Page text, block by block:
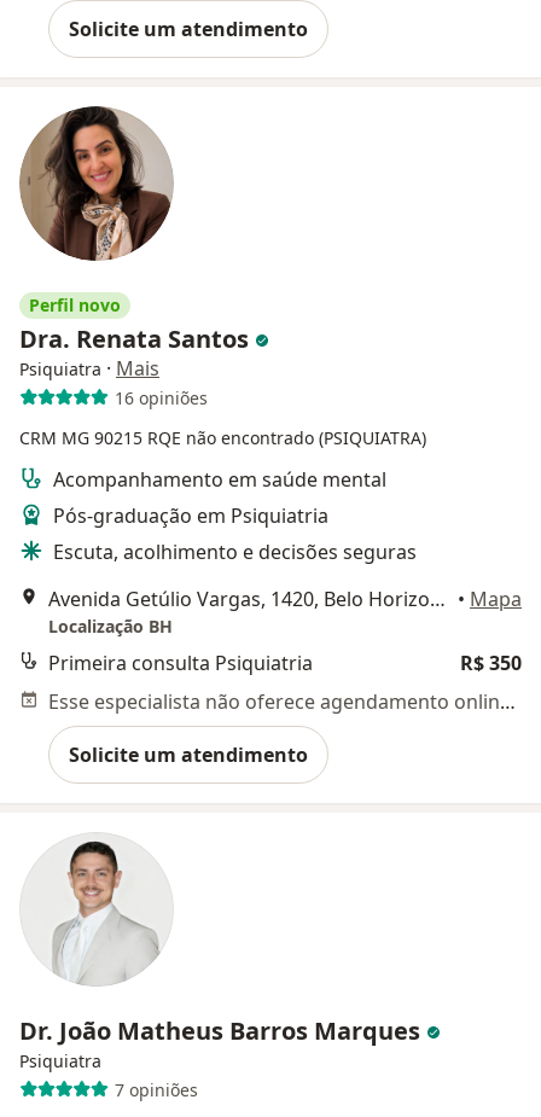
Solicite um atendimento
Perfil novo
Dra. Renata Santos
Psiquiatra · Mais
16 opiniões
CRM MG 90215 RQE não encontrado (PSIQUIATRA)
Acompanhamento em saúde mental
Pós-graduação em Psiquiatria
Escuta, acolhimento e decisões seguras
Avenida Getúlio Vargas, 1420, Belo Horizonte • Mapa
Localização BH
Primeira consulta Psiquiatria
R$ 350
Esse especialista não oferece agendamento online para esse endereço.
Solicite um atendimento
Dr. João Matheus Barros Marques
Psiquiatra
7 opiniões